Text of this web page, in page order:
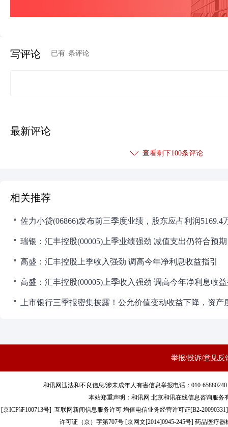
写评论 已有 条评论
最新评论
查看剩下100条评论
相关推荐
瑞银：汇丰控股(00005)上季业绩强劲 减值支出仍符合预期
高盛：汇丰控股上季收入强劲 调高今年净利息收益指引
高盛：汇丰控股(00005)上季收入强劲 调高今年净利息收
举报/投诉/意见反
和讯网违法和不良信息/涉未成年人有害信息举报电话：010-
本站郑重声明：和讯网 北京和讯在线信息咨询服
[京ICP证100713号] 互联网新闻信息服务许可 增值电信业务经营许可证[B2-20090331]
许可证（京）字第707号 [京网文[2014]0945-245号] 药品医疗器